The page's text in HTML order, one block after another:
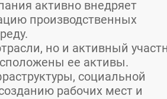
активно внедряет
производственных
но и активный
ее активы.
социальной
рабочих мест и